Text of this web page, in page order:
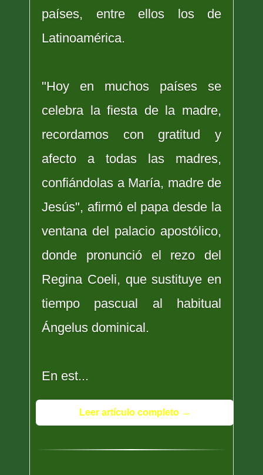
países, entre ellos los de
Latinoamérica.
"Hoy en muchos países se
celebra la fiesta de la madre,
recordamos con gratitud y
afecto a todas las madres,
confiándolas a María, madre de
Jesús", afirmó el papa desde la
ventana del palacio apostólico,
donde pronunció el rezo del
Regina Coeli, que sustituye en
tiempo pascual al habitual
Ángelus dominical.
En est...
Leer artículo completo →